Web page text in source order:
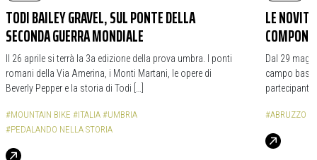
TODI BAILEY GRAVEL, SUL PONTE DELLA
SECONDA GUERRA MONDIALE
Il 26 aprile si terrà la 3a edizione della prova umbra. I ponti
romani della Via Amerina, i Monti Martani, le opere di
Beverly Pepper e la storia di Todi […]
#MOUNTAIN BIKE #ITALIA #UMBRIA
#PEDALANDO NELLA STORIA
LE
Dal 29
campo base
#ABRUZZO